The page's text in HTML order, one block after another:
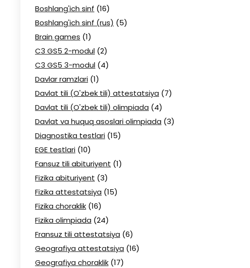
Boshlang'ich sinf (16)
Boshlang'ich sinf (rus) (5)
Brain games (1)
C3 GS5 2-modul (2)
C3 GS5 3-modul (4)
Davlar ramzlari (1)
Davlat tili (O'zbek tili) attestatsiya (7)
Davlat tili (O'zbek tili) olimpiada (4)
Davlat va huquq asoslari olimpiada (3)
Diagnostika testlari (15)
EGE testlari (10)
Fansuz tili abituriyent (1)
Fizika abituriyent (3)
Fizika attestatsiya (15)
Fizika choraklik (16)
Fizika olimpiada (24)
Fransuz tili attestatsiya (6)
Geografiya attestatsiya (16)
Geografiya choraklik (17)